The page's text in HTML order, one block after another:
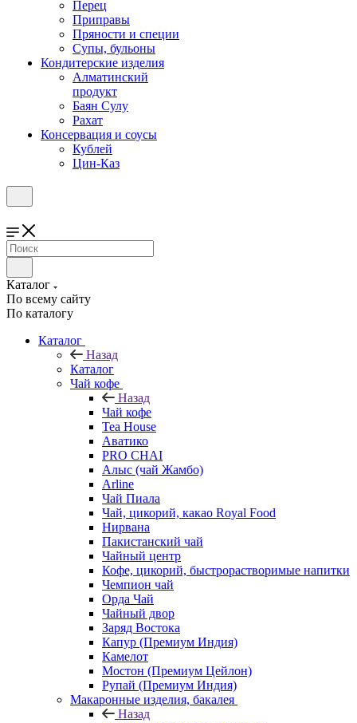
Перец
Приправы
Пряности и специи
Супы, бульоны
Кондитерские изделия
Алматинский
продукт
Баян Сулу
Рахат
Консервация и соусы
Кублей
Цин-Каз
Каталог
По всему сайту
По каталогу
Каталог
Назад
Каталог
Чай кофе
Назад
Чай кофе
Tea House
Аватико
PRO CHAI
Алыс (чай Жамбо)
Arline
Чай Пиала
Чай, цикорий, какао Royal Food
Нирвана
Пакистанский чай
Чайный центр
Кофе, цикорий, быстрорастворимые напитки
Чемпион чай
Орда Чай
Чайный двор
Заряд Востока
Капур (Премиум Индия)
Камелот
Мостон (Премиум Цейлон)
Рупай (Премиум Индия)
Макаронные изделия, бакалея
Назад